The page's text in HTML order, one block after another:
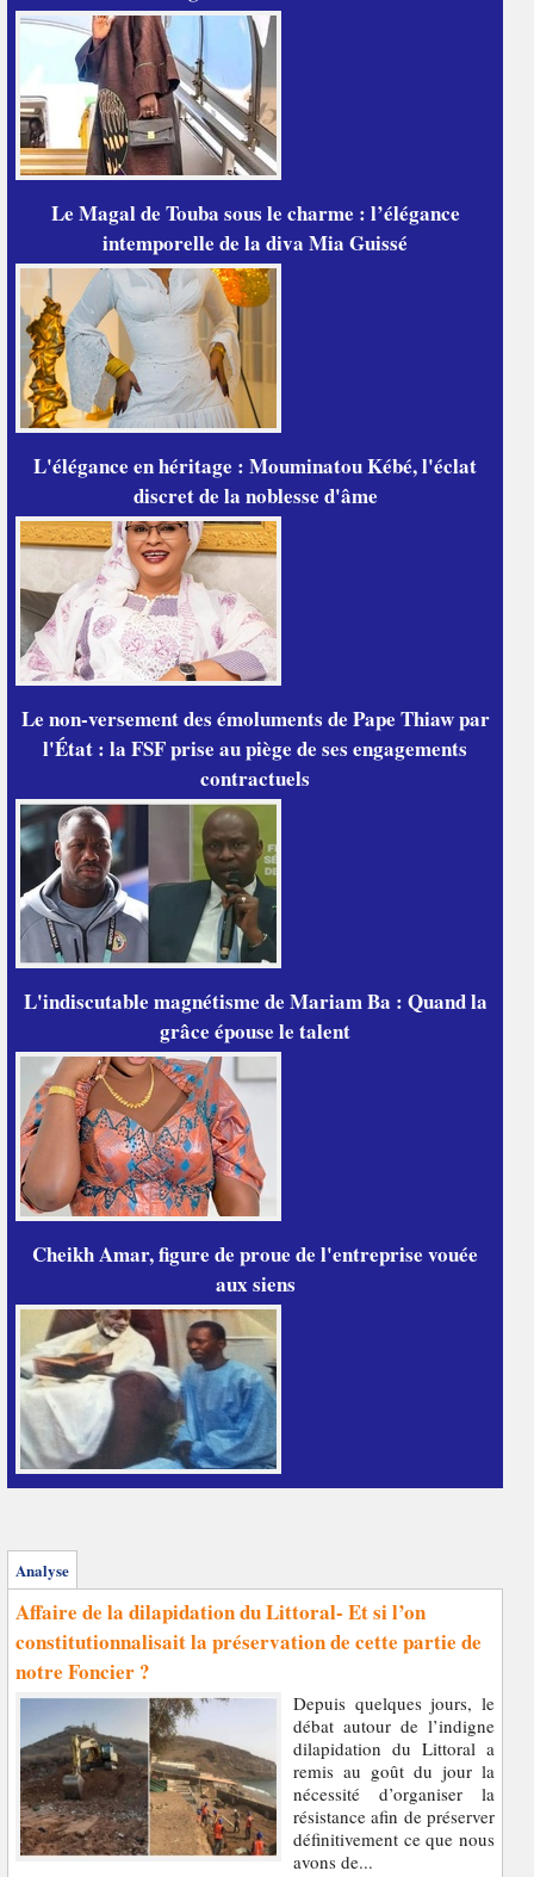
Le Magal de Touba sous le charme : l’élégance
intemporelle de la diva Mia Guissé
L'élégance en héritage : Mouminatou Kébé, l'éclat
discret de la noblesse d'âme
Le non-versement des émoluments de Pape Thiaw par
l'État : la FSF prise au piège de ses engagements
contractuels
L'indiscutable magnétisme de Mariam Ba : Quand la
grâce épouse le talent
Cheikh Amar, figure de proue de l'entreprise vouée
aux siens
Analyse
Affaire de la dilapidation du Littoral- Et si l’on
constitutionnalisait la préservation de cette partie de
notre Foncier ?
Depuis quelques jours, le
débat autour de l’indigne
dilapidation du Littoral a
remis au goût du jour la
nécessité d’organiser la
résistance afin de préserver
définitivement ce que nous
avons de...